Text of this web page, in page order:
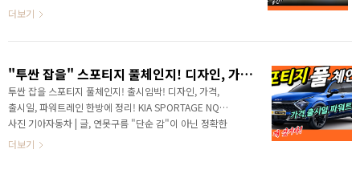
를 통해서 1000만 대에 도전하게 ..
한 "수치자료"를 통해서 비교 분석 자료를 제시하는 연
공개 예정인 5세대 스포티지 풀체인지가 베일을 벗고 있
었는데, 실내는 어떤 디자인으로 출시가 될지 함께 살펴
보시죠 # 영상으로 보시면 보다 세부적인 정보를 얻을
수 있습니다 안녕하세요? 연못구름입니다! 올해 기아는
작년에 이어서 국내 자동차 시장의 판을 뒤집을 정도로
쏘나타와 싼타페를 뛰어넘는 파격을 보여..
더보기
"투싼 잡을" 스포티지 풀체인지! 디자인, 가격, 출시일, 파워트레인 한방에 정리! KIA SPORTAGE NQ5
투싼 잡을 스포티지 풀체인지! 출시임박! 디자인, 가격,
출시일, 파워트레인 한방에 정리! KIA SPORTAGE NQ5
사진 기아자동차 | 글, 연못구름 "단순 감"이 아닌 정확한
"수치자료"를 통해서 비교 분석 자료를 제시하는 연못구
더보기